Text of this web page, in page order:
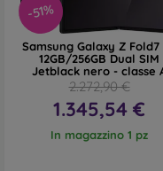
-51%
Samsung Galaxy Z Fold7
12GB/256GB Dual SIM
Jetblack nero - classe
2.272,90 €
1.345,54 €
In magazzino 1 pz